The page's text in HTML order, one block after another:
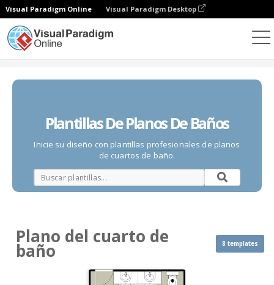
Visual Paradigm Online Visual Paradigm Desktop
Plantillas De Planos De Baños
Inicie su diseño con plantillas profesionales de planos
de cuartos de baño.
Plano del cuarto de
baño 8 templates